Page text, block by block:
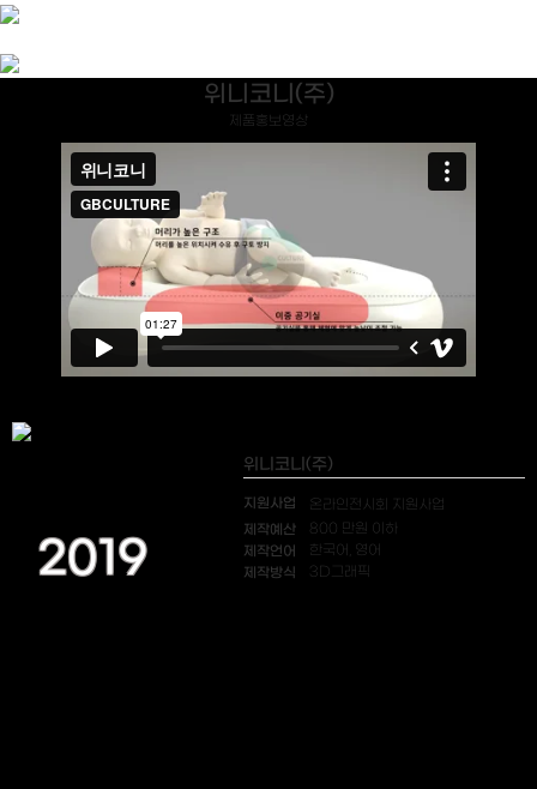
위니코니(주)
제품홍보영상
2019
위니코니(주)
지원사업 온라인전시회 지원사업
제작예산 800 만원 이하
제작언어 한국어, 영어
제작방식 3D그래픽